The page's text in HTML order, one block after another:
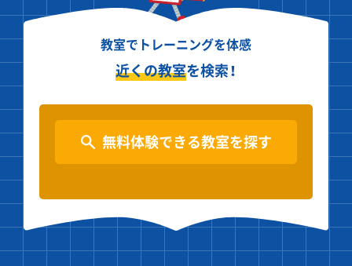
教室でトレーニングを体感
近くの教室を検索！
無料体験できる教室を探す